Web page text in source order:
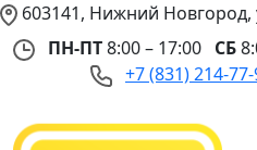
603141, Нижний Новгород,
ПН-ПТ8:00 – 17:00 СБ
+7 (831) 214-